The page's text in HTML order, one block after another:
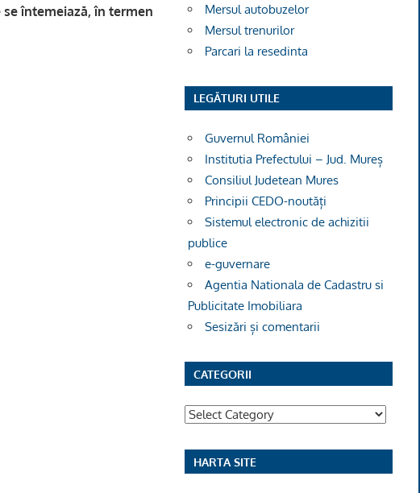
întemeiază, în termen
Mersul autobuzelor
Mersul trenurilor
Parcari la resedinta
LEGĂTURI UTILE
Guvernul României
Institutia Prefectului – Jud. Mureș
Consiliul Judetean Mures
Principii CEDO-noutăți
Sistemul electronic de achizitii
publice
e-guvernare
Agentia Nationala de Cadastru si
Publicitate Imobiliara
Sesizări și comentarii
CATEGORII
Categorii
HARTA SITE